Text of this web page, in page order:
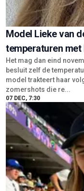
Model Lieke van
temperaturen
Het mag dan eind
besluit zelf de
model trakteert haar
zomershots die re...
07 DEC, 7:30